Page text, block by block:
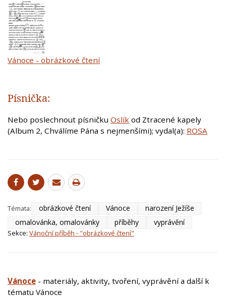
Vánoce - obrázkové čtení
Písnička:
Nebo poslechnout písničku Oslík od Ztracené kapely
(Album 2, Chválíme Pána s nejmenšími); vydal(a): ROSA
Témata: obrázkové čtení Vánoce
narození Ježíše
omalovánka, omalovánky
příběhy vyprávění
Sekce: Vánoční příběh - "obrázkové čtení"
Vánoce - materiály, aktivity, tvoření, vyprávění a další k
tématu Vánoce